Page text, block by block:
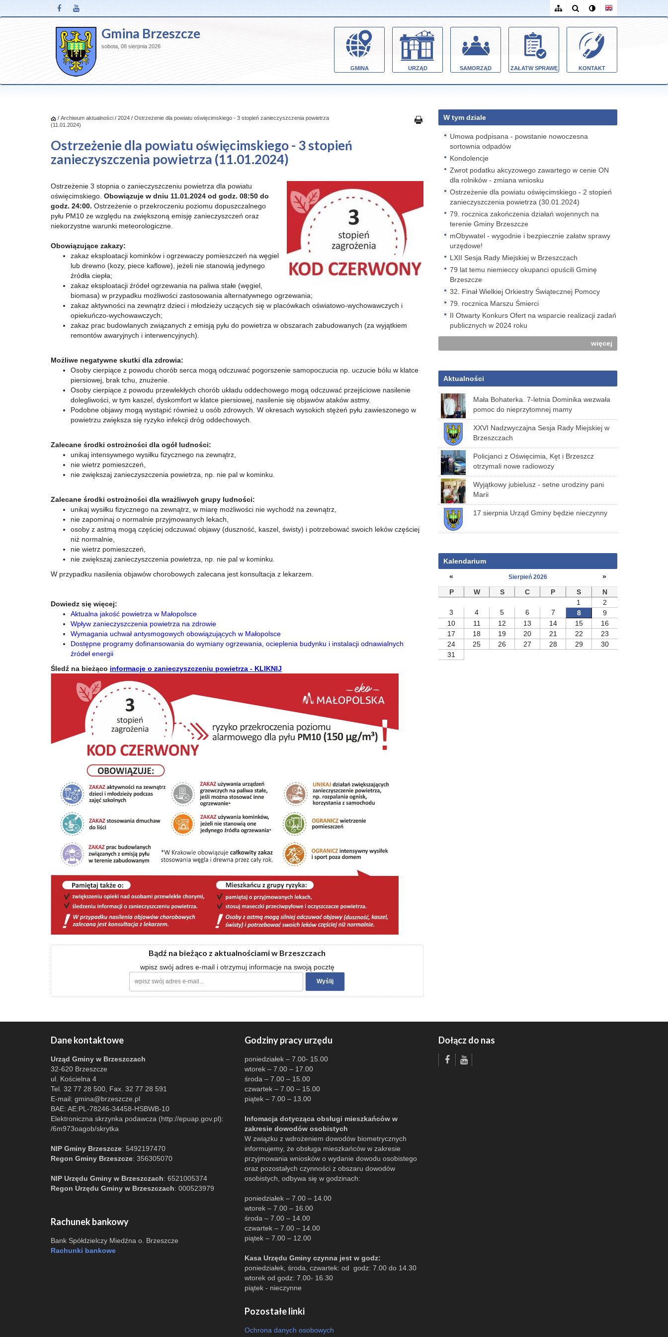
Gmina Brzeszcze
sobota, 08 sierpnia 2026
GMINA URZĄD SAMORZĄD ZAŁATW SPRAWĘ KONTAKT
/ Archiwum aktualności / 2024 / Ostrzeżenie dla powiatu oświęcimskiego - 3 stopień zanieczyszczenia powietrza
(11.01.2024)
Ostrzeżenie dla powiatu oświęcimskiego - 3 stopień
zanieczyszczenia powietrza (11.01.2024)
Ostrzeżenie 3 stopnia o zanieczyszczeniu powietrza dla powiatu
oświęcimskiego. Obowiązuje w dniu 11.01.2024 od godz. 08:50 do
godz. 24:00. Ostrzeżenie o przekroczeniu poziomu dopuszczalnego
pyłu PM10 ze względu na zwiększoną emisję zanieczyszczeń oraz
niekorzystne warunki meteorologiczne.
Obowiązujące zakazy:
zakaz eksploatacji kominków i ogrzewaczy pomieszczeń na węgiel
lub drewno (kozy, piece kaflowe), jeżeli nie stanowią jedynego
źródła ciepła;
zakaz eksploatacji źródeł ogrzewania na paliwa stałe (węgiel,
biomasa) w przypadku możliwości zastosowania alternatywnego ogrzewania;
zakaz aktywności na zewnątrz dzieci i młodzieży uczących się w placówkach oświatowo-wychowawczych i
opiekuńczo-wychowawczych;
zakaz prac budowlanych związanych z emisją pyłu do powietrza w obszarach zabudowanych (za wyjątkiem
remontów awaryjnych i interwencyjnych).
Możliwe negatywne skutki dla zdrowia:
Osoby cierpiące z powodu chorób serca mogą odczuwać pogorszenie samopoczucia np. uczucie bólu w klatce
piersiowej, brak tchu, znużenie.
Osoby cierpiące z powodu przewlekłych chorób układu oddechowego mogą odczuwać przejściowe nasilenie
dolegliwości, w tym kaszel, dyskomfort w klatce piersiowej, nasilenie się objawów ataków astmy.
Podobne objawy mogą wystąpić również u osób zdrowych. W okresach wysokich stężeń pyłu zawieszonego w
powietrzu zwiększa się ryzyko infekcji dróg oddechowych.
Zalecane środki ostrożności dla ogół ludności:
unikaj intensywnego wysiłku fizycznego na zewnątrz,
nie wietrz pomieszczeń,
nie zwiększaj zanieczyszczenia powietrza, np. nie pal w kominku.
Zalecane środki ostrożności dla wrażliwych grupy ludności:
unikaj wysiłku fizycznego na zewnątrz, w miarę możliwości nie wychodź na zewnątrz,
nie zapominaj o normalnie przyjmowanych lekach,
osoby z astmą mogą częściej odczuwać objawy (duszność, kaszel, świsty) i potrzebować swoich leków częściej
niż normalnie,
nie wietrz pomieszczeń,
nie zwiększaj zanieczyszczenia powietrza, np. nie pal w kominku.
W przypadku nasilenia objawów chorobowych zalecana jest konsultacja z lekarzem.
Dowiedz się więcej:
Aktualna jakość powietrza w Małopolsce
Wpływ zanieczyszczenia powietrza na zdrowie
Wymagania uchwał antysmogowych obowiązujących w Małopolsce
Dostępne programy dofinansowania do wymiany ogrzewania, ocieplenia budynku i instalacji odnawialnych
źródeł energii
Śledź na bieżąco informacje o zanieczyszczeniu powietrza - KLIKNIJ
Bądź na bieżąco z aktualnościami w Brzeszczach
wpisz swój adres e-mail i otrzymuj informacje na swoją pocztę
W tym dziale
Umowa podpisana - powstanie nowoczesna
sortownia odpadów
Kondolencje
Zwrot podatku akcyzowego zawartego w cenie ON
dla rolników - zmiana wniosku
Ostrzeżenie dla powiatu oświęcimskiego - 2 stopień
zanieczyszczenia powietrza (30.01.2024)
79. rocznica zakończenia działań wojennych na
terenie Gminy Brzeszcze
mObywatel - wygodnie i bezpiecznie załatw sprawy
urzędowe!
LXII Sesja Rady Miejskiej w Brzeszczach
79 lat temu niemieccy okupanci opuścili Gminę
Brzeszcze
32. Finał Wielkiej Orkiestry Świątecznej Pomocy
79. rocznica Marszu Śmierci
II Otwarty Konkurs Ofert na wsparcie realizacji zadań
publicznych w 2024 roku
więcej
Aktualności
Mała Bohaterka. 7-letnia Dominika wezwała
pomoc do nieprzytomnej mamy
XXVI Nadzwyczajna Sesja Rady Miejskiej w
Brzeszczach
Policjanci z Oświęcimia, Kęt i Brzeszcz
otrzymali nowe radiowozy
Wyjątkowy jubielusz - setne urodziny pani
Marii
17 sierpnia Urząd Gminy będzie nieczynny
Kalendarium
«
Sierpień 2026
»
P
W S C P S
N
1
2
3
4 5 6 7 8
9
10
11 12 13 14 15
16
17
18 19 20 21 22
23
24
25 26 27 28 29
30
31
Dane kontaktowe
Urząd Gminy w Brzeszczach
32-620 Brzeszcze
ul. Kościelna 4
Tel. 32 77 28 500, Fax. 32 77 28 591
E-mail: gmina@brzeszcze.pl
BAE: AE:PL-78246-34458-HSBWB-10
Elektroniczna skrzynka podawcza (http://epuap.gov.pl):
/6m973oagob/skrytka
NIP Gminy Brzeszcze: 5492197470
Regon Gminy Brzeszcze: 356305070
NIP Urzędu Gminy w Brzeszczach: 6521005374
Regon Urzędu Gminy w Brzeszczach: 000523979
Rachunek bankowy
Bank Spółdzielczy Miedźna o. Brzeszcze
Rachunki bankowe
Godziny pracy urzędu
poniedziałek – 7.00- 15.00
wtorek – 7.00 – 17.00
środa – 7.00 – 15.00
czwartek – 7.00 – 15.00
piątek – 7.00 – 13.00
Infomacja dotycząca obsługi mieszkańców w
zakresie dowodów osobistych
W związku z wdrożeniem dowodów biometrycznych
informujemy, że obsługa mieszkańców w zakresie
przyjmowania wniosków o wydanie dowodu osobistego
oraz pozostałych czynności z obszaru dowodów
osobistych, odbywa się w godzinach:
poniedziałek – 7.00 – 14.00
wtorek – 7.00 – 16.00
środa – 7.00 – 14.00
czwartek – 7.00 – 14.00
piątek – 7.00 – 12.00
Kasa Urzędu Gminy czynna jest w godz:
poniedziałek, środa, czwartek: od godz: 7.00 do 14.30
wtorek od godz: 7.00- 16.30
piątek - nieczynne
Pozostałe linki
Ochrona danych osobowych
Dołącz do nas